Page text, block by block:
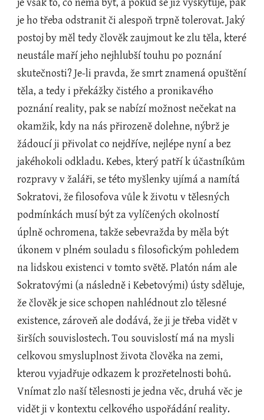
je však to, co nemá být, a pokud se již vyskytuje, pak
je ho třeba odstranit či alespoň trpně tolerovat. Jaký
postoj by měl tedy člověk zaujmout ke zlu těla, které
neustále maří jeho nejhlubší touhu po poznání
skutečnosti? Je-li pravda, že smrt znamená opuštění
těla, a tedy i překážky čistého a pronikavého
poznání reality, pak se nabízí možnost nečekat na
okamžik, kdy na nás přirozeně dolehne, nýbrž je
žádoucí ji přivolat co nejdříve, nejlépe nyní a bez
jakéhokoli odkladu. Kebes, který patří k účastníkům
rozpravy v žaláři, se této myšlenky ujímá a namítá
Sokratovi, že filosofova vůle k životu v tělesných
podmínkách musí být za vylíčených okolností
úplně ochromena, takže sebevražda by měla být
úkonem v plném souladu s filosofickým pohledem
na lidskou existenci v tomto světě. Platón nám ale
Sokratovými (a následně i Kebetovými) ústy sděluje,
že člověk je sice schopen nahlédnout zlo tělesné
existence, zároveň ale dodává, že ji je třeba vidět v
širších souvislostech. Tou souvislostí má na mysli
celkovou smysluplnost života člověka na zemi,
kterou vyjadřuje odkazem k prozřetelnosti bohů.
Vnímat zlo naší tělesnosti je jedna věc, druhá věc je
vidět ji v kontextu celkového uspořádání reality.